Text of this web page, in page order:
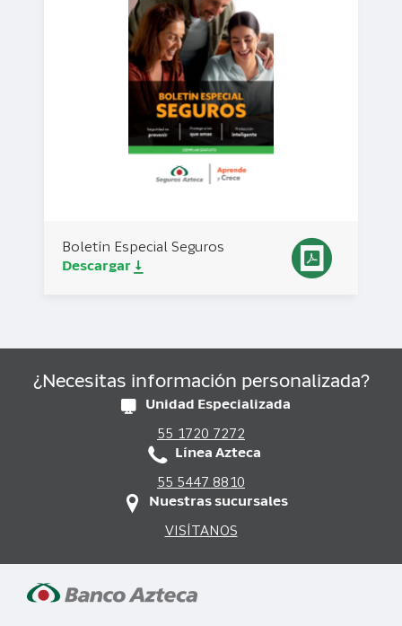
Boletín Especial Seguros
Descargar
¿Necesitas información personalizada?
Unidad Especializada
55 1720 7272
Línea Azteca
55 5447 8810
Nuestras sucursales
VISÍTANOS